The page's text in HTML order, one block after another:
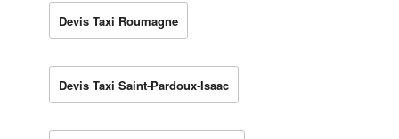
Devis Taxi Roumagne
Devis Taxi Saint-Pardoux-Isaac